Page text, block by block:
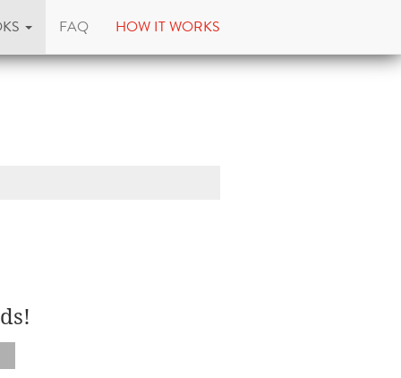
FAQ HOW IT WORKS